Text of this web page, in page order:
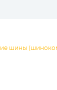
шины